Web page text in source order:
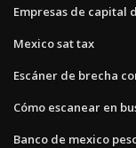
Empresas de capital
Mexico sat tax
Escáner de brecha
Cómo escanear en
Banco de mexico